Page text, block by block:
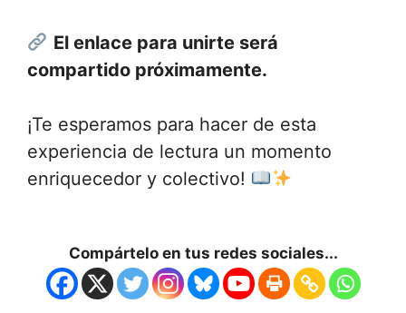
El enlace para unirte será
compartido próximamente.
¡Te esperamos para hacer de esta
experiencia de lectura un momento
enriquecedor y colectivo!
Compártelo en tus redes sociales...